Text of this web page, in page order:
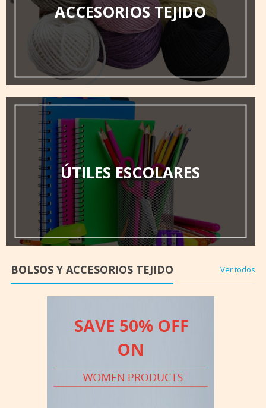
ACCESORIOS TEJIDO
ÚTILES ESCOLARES
BOLSOS Y ACCESORIOS TEJIDO Ver todos